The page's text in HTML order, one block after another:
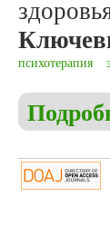
психотерапия